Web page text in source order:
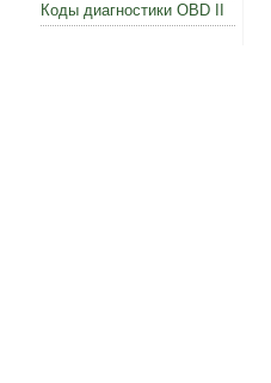
Коды диагностики OBD II